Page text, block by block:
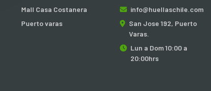
Mall Casa Costanera
Puerto varas
info@huellaschile.com
San Jose 192, Puerto
Varas.
Lun a Dom 10:00 a
20:00hrs